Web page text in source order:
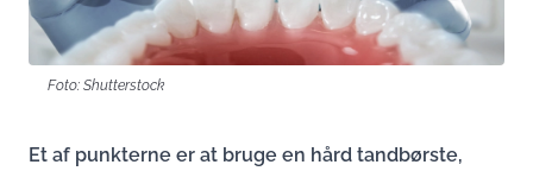
Foto: Shutterstock
Et af punkterne er at bruge en hård tandbørste,